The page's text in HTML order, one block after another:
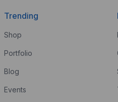
Trending
Shop
Portfolio
Blog
Events